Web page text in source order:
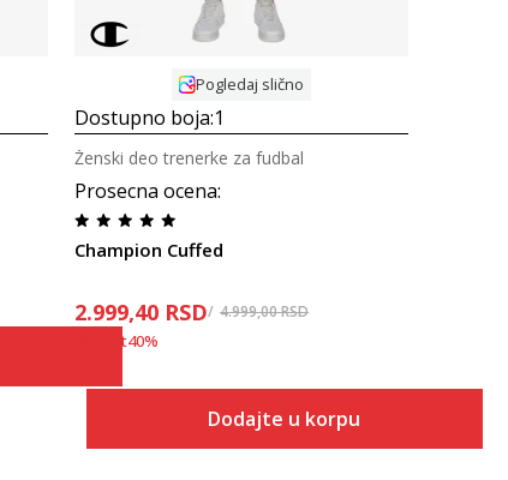
Pogledaj slično
Dostupno boja:1
Prosecna ocena:
Champion Cuffed
Ženski deo trenerke za fudbal
2.999,40 RSD 4.999,00RSD
Popust40%
Dodajte u korpu